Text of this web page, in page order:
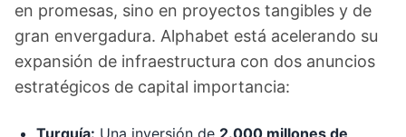
en promesas, sino en proyectos tangibles y de
gran envergadura. Alphabet está acelerando su
expansión de infraestructura con dos anuncios
estratégicos de capital importancia:
Turquía: Una inversión de 2.000 millones de